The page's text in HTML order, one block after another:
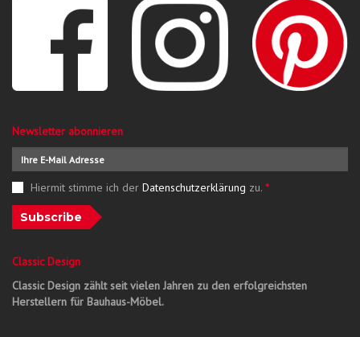
Newsletter abonnieren
Hiermit stimme ich der Datenschutzerklärung zu. *
Subscribe
Classic Design
Classic Design zählt seit vielen Jahren zu den erfolgreichsten
Herstellern für Bauhaus-Möbel.